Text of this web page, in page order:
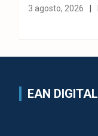
3 agosto, 2026
EAN DIGITAL